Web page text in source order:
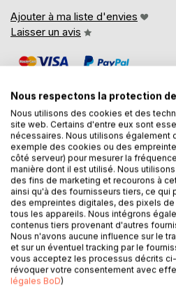
Ajouter à ma liste d'envies
Laisser un avis
DESCRIPTION
Une prison au milieu de l'océan,
des prisonniers torturés :
de ce lieu sans liberté ni espoir.
Scénario de Frédéric Pieters et
Nous respectons la protection
Nous utilisons des cookies et des
site web. Certains d'entre eux sont
nécessaires. Nous utilisons également
exemple des cookies ou des
côté serveur) pour mesurer la
manière dont il est utilisé. Nous
des fins de marketing et recourons à
ainsi qu'à des fournisseurs tiers, ce
des empreintes digitales, des pixels
tous les appareils. Nous intégrons
contenus tiers provenant d'autres
Nous n'avons aucune influence sur le
et sur un éventuel tracking par le
vous acceptez les processus décrits
révoquer votre consentement avec
légales BoD)